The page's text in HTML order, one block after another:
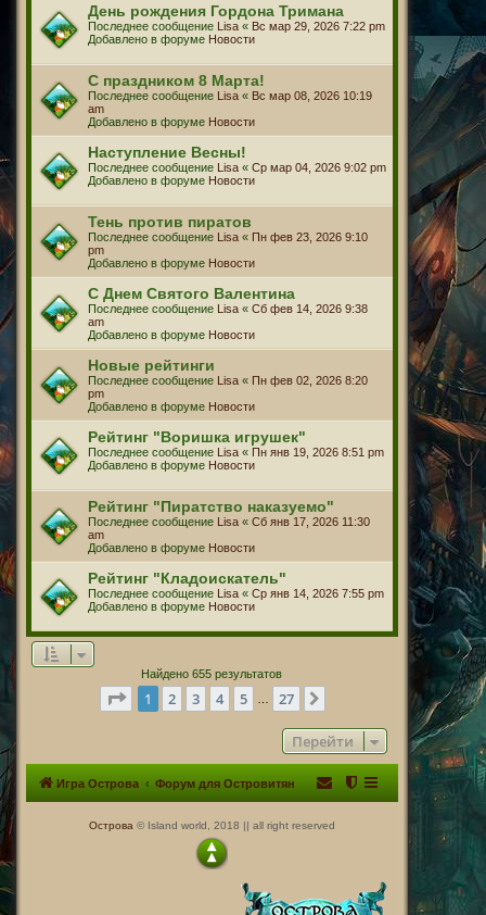
День рождения Гордона Тримана
Последнее сообщение Lisa « Вс мар 29, 2026 7:22 pm
Добавлено в форуме Новости
С праздником 8 Марта!
Последнее сообщение Lisa « Вс мар 08, 2026 10:19
am
Добавлено в форуме Новости
Наступление Весны!
Последнее сообщение Lisa « Ср мар 04, 2026 9:02 pm
Добавлено в форуме Новости
Тень против пиратов
Последнее сообщение Lisa « Пн фев 23, 2026 9:10
pm
Добавлено в форуме Новости
С Днем Святого Валентина
Последнее сообщение Lisa « Сб фев 14, 2026 9:38
am
Добавлено в форуме Новости
Новые рейтинги
Последнее сообщение Lisa « Пн фев 02, 2026 8:20
pm
Добавлено в форуме Новости
Рейтинг "Воришка игрушек"
Последнее сообщение Lisa « Пн янв 19, 2026 8:51 pm
Добавлено в форуме Новости
Рейтинг "Пиратство наказуемо"
Последнее сообщение Lisa « Сб янв 17, 2026 11:30
am
Добавлено в форуме Новости
Рейтинг "Кладоискатель"
Последнее сообщение Lisa « Ср янв 14, 2026 7:55 pm
Добавлено в форуме Новости
Найдено 655 результатов
Страница из 27
1 2 3 4 5 27
Перейти
Игра Острова Форум для Островитян
Острова © Island world, 2018 || all right reserved